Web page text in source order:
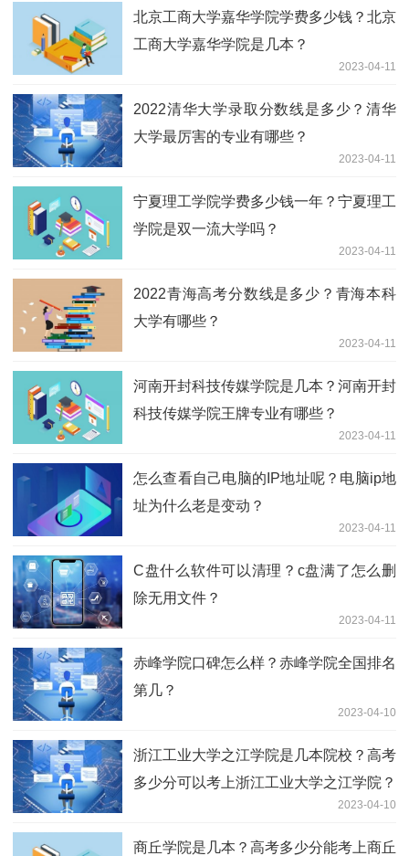
北京工商大学嘉华学院学费多少钱？北京
工商大学嘉华学院是几本？
2023-04-11
2022清华大学录取分数线是多少？清华
大学最厉害的专业有哪些？
2023-04-11
宁夏理工学院学费多少钱一年？宁夏理工
学院是双一流大学吗？
2023-04-11
2022青海高考分数线是多少？青海本科
大学有哪些？
2023-04-11
河南开封科技传媒学院是几本？河南开封
科技传媒学院王牌专业有哪些？
2023-04-11
怎么查看自己电脑的IP地址呢？电脑ip地
址为什么老是变动？
2023-04-11
C盘什么软件可以清理？c盘满了怎么删
除无用文件？
2023-04-11
赤峰学院口碑怎么样？赤峰学院全国排名
第几？
2023-04-10
浙江工业大学之江学院是几本院校？高考
多少分可以考上浙江工业大学之江学院？
2023-04-10
商丘学院是几本？高考多少分能考上商丘